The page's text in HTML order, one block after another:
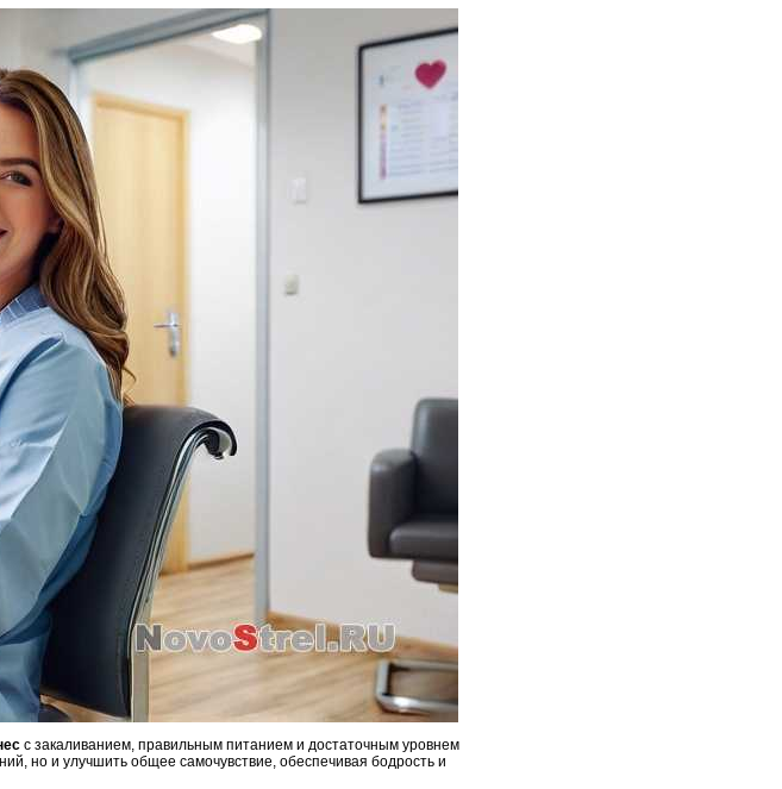
с закаливанием, правильным питанием и достаточным уровнем
но и улучшить общее самочувствие, обеспечивая бодрость и